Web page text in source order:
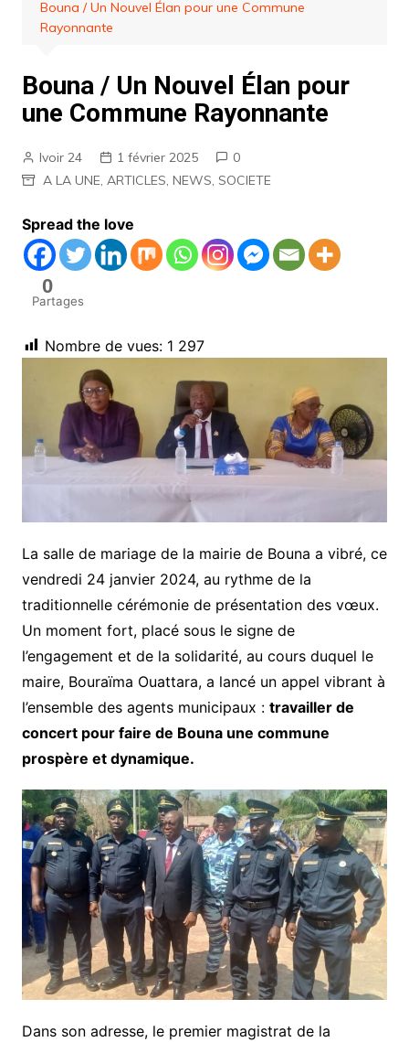
Bouna / Un Nouvel Élan pour une Commune
Rayonnante
Bouna / Un Nouvel Élan pour
une Commune Rayonnante
Ivoir 24 1 février 2025
0
A LA UNE, ARTICLES, NEWS, SOCIETE
Spread the love
0
Partages
Nombre de vues: 1 297
La salle de mariage de la mairie de Bouna a vibré, ce
vendredi 24 janvier 2024, au rythme de la
traditionnelle cérémonie de présentation des vœux.
Un moment fort, placé sous le signe de
l’engagement et de la solidarité, au cours duquel le
maire, Bouraïma Ouattara, a lancé un appel vibrant à
l’ensemble des agents municipaux : travailler de
concert pour faire de Bouna une commune
prospère et dynamique.
Dans son adresse, le premier magistrat de la